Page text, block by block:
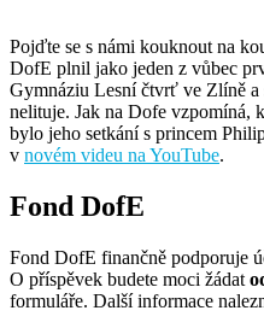
Pojďte se s námi kouknout na
DofE plnil jako jeden z vůbec
Gymnáziu Lesní čtvrť ve Zlíně a
nelituje. Jak na Dofe vzpomíná,
bylo jeho setkání s princem
v novém videu na YouTube.
Fond DofE
Fond DofE finančně podporuje
O příspěvek budete moci žádat
formuláře. Další informace